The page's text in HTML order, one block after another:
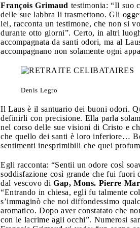
François Grimaud testimonia: “Il suo
delle sue labbra li trasmettono. Gli
lei, racconta un testimone, che non si
durante otto giorni”. Certo, in altri
accompagnata da santi odori, ma al
accompagnano non solamente ogni
Denis Legro
Il Laus è il santuario dei buoni odori.
definirli con precisione. Ella parla
nel corso delle sue visioni di Cristo e
che quello dei santi è loro inferiore…
sentimenti inesprimibili che quei
Egli racconta: “Sentii un odore così
soddisfazione così grande che fui fuori
dal vescovo di Gap, Mons. Pierre
“Entrando in chiesa, egli fu talmente
s’immaginò che noi diffondessimo
aromatico. Dopo aver constatato che
con le lacrime agli occhi”. Numerosi